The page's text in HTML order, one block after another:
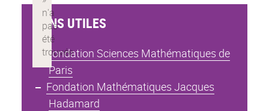
LIENS UTILES
Fondation Sciences Mathématiques de
Paris
Fondation Mathématiques Jacques
Hadamard